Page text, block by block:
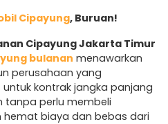
Cipayung, Buruan!
Cipayung Jakarta Timur
bulanan menawarkan
perusahaan yang
kontrak jangka panjang
tanpa perlu membeli
hemat biaya dan bebas dari